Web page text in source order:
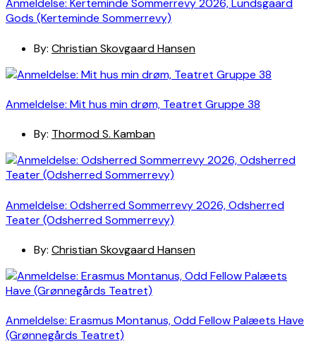
Anmeldelse: Kerteminde Sommerrevy 2026, Lundsgaard
Gods (Kerteminde Sommerrevy)
By: Christian Skovgaard Hansen
Anmeldelse: Mit hus min drøm, Teatret Gruppe 38
By: Thormod S. Kamban
Anmeldelse: Odsherred Sommerrevy 2026, Odsherred
Teater (Odsherred Sommerrevy)
By: Christian Skovgaard Hansen
Anmeldelse: Erasmus Montanus, Odd Fellow Palæets Have
(Grønnegårds Teatret)